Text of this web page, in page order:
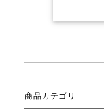
商品カテゴリ